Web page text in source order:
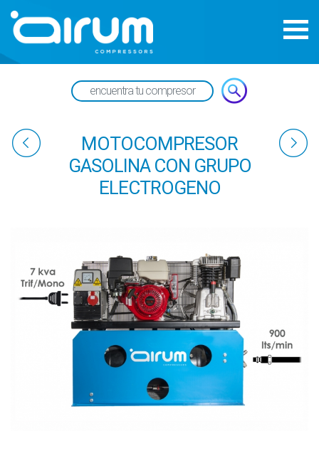
MOTOCOMPRESOR
GASOLINA CON GRUPO
ELECTROGENO